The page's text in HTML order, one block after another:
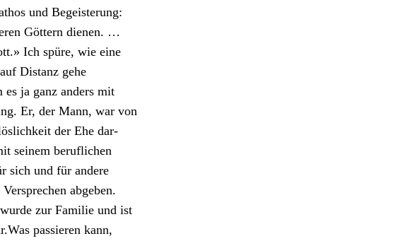
und Begeis­terung:
Göt­tern dienen. …
Ich spüre, wie eine
Dis­tanz gehe
es ja ganz anders mit
Er, der Mann, war von
der Ehe dar­
seinem beru­flichen
sich und für andere
abgeben.
zur Fam­i­lie und ist
passieren kann,